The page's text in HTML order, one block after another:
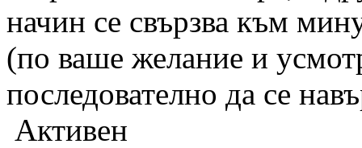
начин се свързва към
(по ваше желание и
последователно да се
Активен